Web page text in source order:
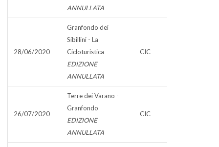
ANNULLATA
28/06/2020
Granfondo dei
Sibillini - La
Cicloturistica
EDIZIONE
ANNULLATA
CIC
26/07/2020
Terre dei Varano -
Granfondo
EDIZIONE
ANNULLATA
CIC